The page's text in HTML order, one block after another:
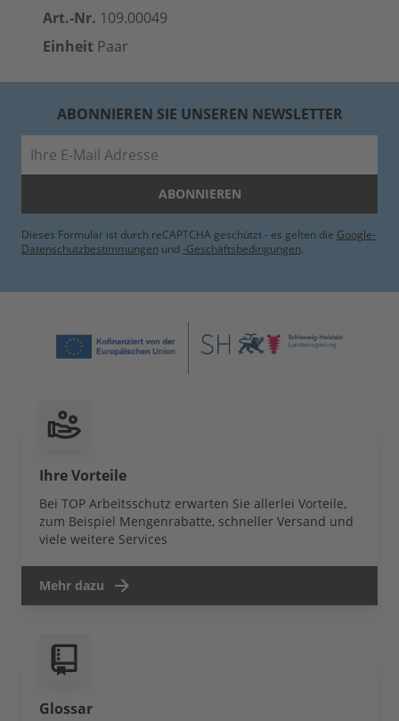
Art.-Nr. 109.00049
Einheit Paar
ABONNIEREN SIE UNSEREN NEWSLETTER
ABONNIEREN
Dieses Formular ist durch reCAPTCHA geschützt - es gelten die Google-
Datenschutzbestimmungen und -Geschäftsbedingungen.
Ihre Vorteile
Bei TOP Arbeitsschutz erwarten Sie allerlei Vorteile,
zum Beispiel Mengenrabatte, schneller Versand und
viele weitere Services
Mehr dazu
Glossar